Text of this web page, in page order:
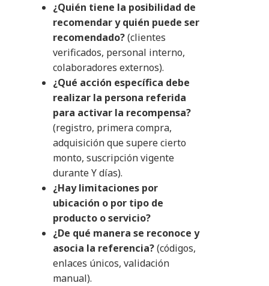
¿Quién tiene la posibilidad de
recomendar y quién puede ser
recomendado?(clientes
verificados, personal interno,
colaboradores externos).
¿Qué acción específica debe
realizar la persona referida
para activar la recompensa?
(registro, primera compra,
adquisición que supere cierto
monto, suscripción vigente
durante Y días).
¿Hay limitaciones por
ubicación o por tipo de
producto o servicio?
¿De qué manera se reconoce y
asocia la referencia?(códigos,
enlaces únicos, validación
manual).